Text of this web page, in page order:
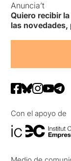
Anuncia’t
Quiero recibir
las
Con el apoyo de